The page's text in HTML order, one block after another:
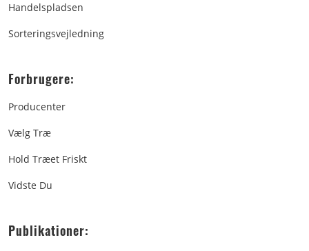
Handelspladsen
Sorteringsvejledning
Forbrugere:
Producenter
Vælg Træ
Hold Træet Friskt
Vidste Du
Publikationer: